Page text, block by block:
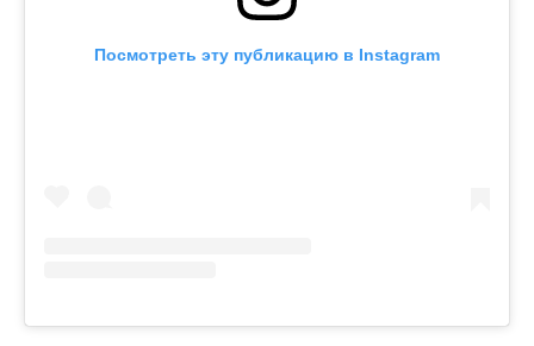
Посмотреть эту публикацию в Instagram